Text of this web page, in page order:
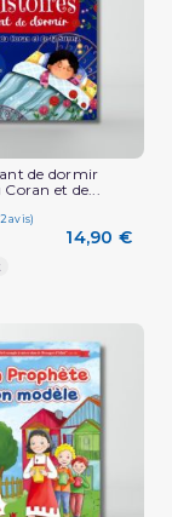
de dormir
et de...
14,90 €